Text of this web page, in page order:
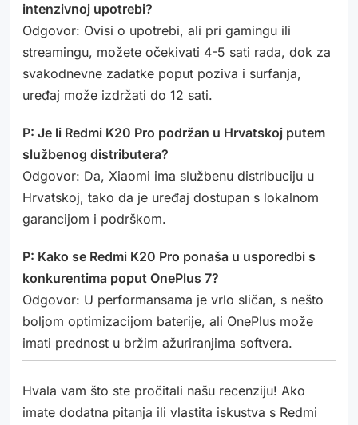
intenzivnoj upotrebi?
Odgovor: Ovisi o upotrebi, ali pri gamingu ili
streamingu, možete očekivati 4-5 sati rada, dok za
svakodnevne zadatke poput poziva i surfanja,
uređaj može izdržati do 12 sati.
P: Je li Redmi K20 Pro podržan u Hrvatskoj putem
službenog distributera?
Odgovor: Da, Xiaomi ima službenu distribuciju u
Hrvatskoj, tako da je uređaj dostupan s lokalnom
garancijom i podrškom.
P: Kako se Redmi K20 Pro ponaša u usporedbi s
konkurentima poput OnePlus 7?
Odgovor: U performansama je vrlo sličan, s nešto
boljom optimizacijom baterije, ali OnePlus može
imati prednost u bržim ažuriranjima softvera.
Hvala vam što ste pročitali našu recenziju! Ako
imate dodatna pitanja ili vlastita iskustva s Redmi